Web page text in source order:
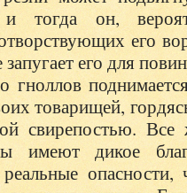
тогда он,
его
его для
гноллов
товарищей,
свирепостью.
имеют дикое
опасности,